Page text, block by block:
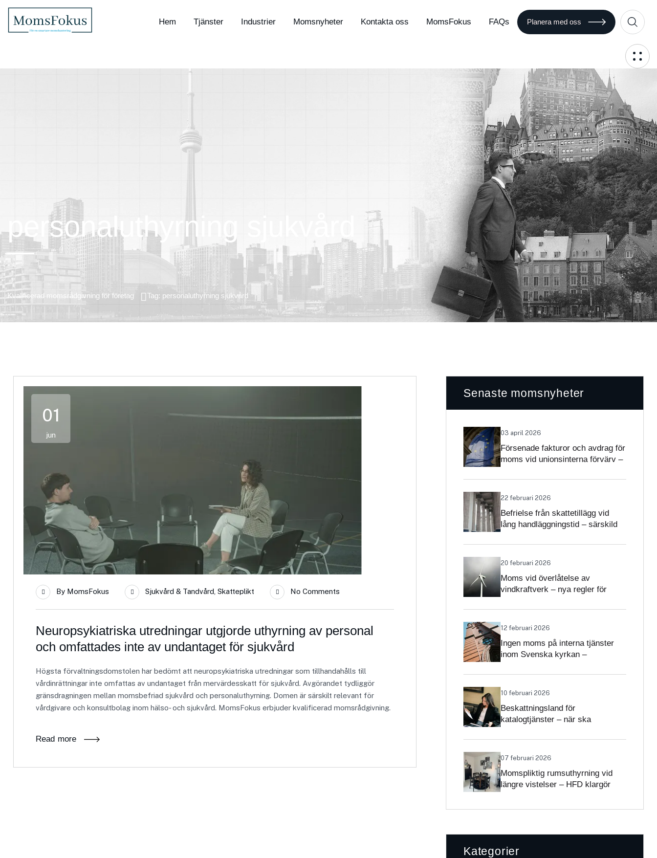
Hem Tjänster Industrier Momsnyheter Kontakta oss MomsFokus FAQs Planera med oss
personaluthyrning sjukvård
Kvalificerad momsrådgivning för företag Tag: personaluthyrning sjukvård
01
jun
By MomsFokus Sjukvård & Tandvård, Skatteplikt No Comments
Neuropsykiatriska utredningar utgjorde uthyrning av personal
och omfattades inte av undantaget för sjukvård
Högsta förvaltningsdomstolen har bedömt att neuropsykiatriska utredningar som tillhandahålls till
vårdinrättningar inte omfattas av undantaget från mervärdesskatt för sjukvård. Avgörandet tydliggör
gränsdragningen mellan momsbefriad sjukvård och personaluthyrning. Domen är särskilt relevant för
vårdgivare och konsultbolag inom hälso- och sjukvård. MomsFokus erbjuder kvalificerad momsrådgivning.
Read more
Senaste momsnyheter
03 april 2026
Försenade fakturor och avdrag för
moms vid unionsinterna förvärv –
22 februari 2026
Befrielse från skattetillägg vid
lång handläggningstid – särskild
20 februari 2026
Moms vid överlåtelse av
vindkraftverk – nya regler för
12 februari 2026
Ingen moms på interna tjänster
inom Svenska kyrkan –
självständighetsbedömningen
10 februari 2026
Beskattningsland för
katalogtjänster – när ska
moms?
07 februari 2026
Momspliktig rumsuthyrning vid
längre vistelser – HFD klargör
Kategorier